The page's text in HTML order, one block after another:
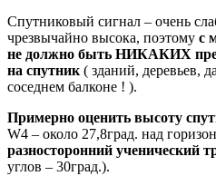
Спутниковый сигнал – очень
чрезвычайно высока, поэтому с
не должно быть НИКАКИХ
на спутник ( зданий, деревьев,
соседнем балконе ! ).
Примерно оценить высоту
W4 – около 27,8град. над
разносторонний ученический
углов – 30град.).